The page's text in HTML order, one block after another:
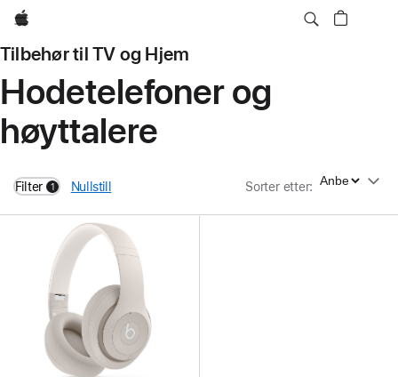
Apple
Tilbehør til TV og Hjem
Hodetelefoner og
høyttalere
Filter 1
filters active
Nullstill Sorter etter: Sorter etter